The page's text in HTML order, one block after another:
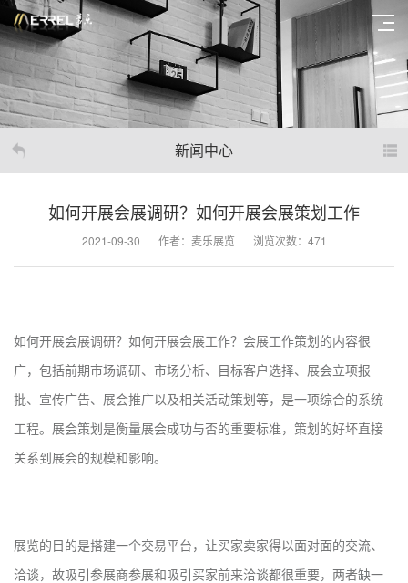
新闻中心
如何开展会展调研？如何开展会展策划工作
2021-09-30 作者：麦乐展览 浏览次数：471
如何开展会展调研？如何开展会展工作？会展工作策划的内容很
广，包括前期市场调研、市场分析、目标客户选择、展会立项报
批、宣传广告、展会推广以及相关活动策划等，是一项综合的系统
工程。展会策划是衡量展会成功与否的重要标准，策划的好坏直接
关系到展会的规模和影响。
展览的目的是搭建一个交易平台，让买家卖家得以面对面的交流、
洽谈，故吸引参展商参展和吸引买家前来洽谈都很重要，两者缺一